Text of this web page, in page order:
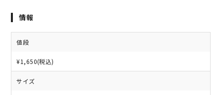
情報
値段
¥1,650(税込)
サイズ